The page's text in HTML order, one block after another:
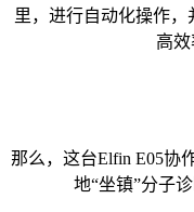
里，进行自动化操作，
高效
那么，这台Elfin E05协
地“坐镇”分子